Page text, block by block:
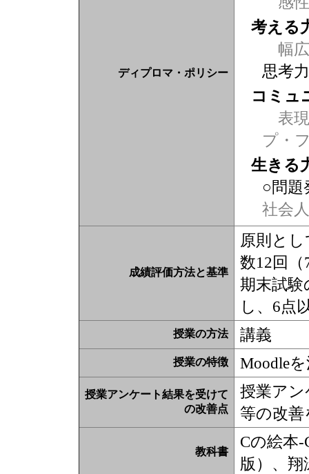
ディプロマ・ポリシー
考える
幅
思考力
コミュ
表現
プ・
生きる
○問題
社会
成績評価方法と基準
原則と
数12回
期末試験
し、6点
授業の方法 講義
授業の特徴 Moodle
授業アンケート結果を受けて
の改善点
授業ア
等の改
教科書
Cの絵本
版）、